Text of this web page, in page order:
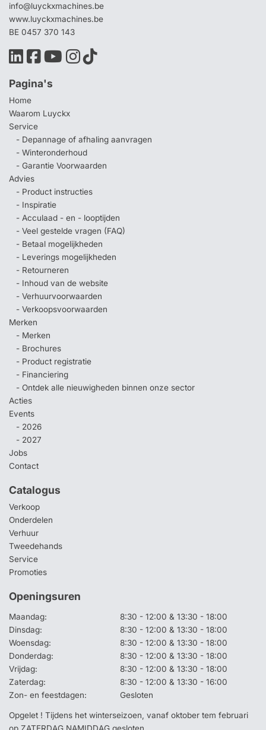
info@luyckxmachines.be
www.luyckxmachines.be
BE 0457 370 143
Pagina's
Home
Waarom Luyckx
Service
- Depannage of afhaling aanvragen
- Winteronderhoud
- Garantie Voorwaarden
Advies
- Product instructies
- Inspiratie
- Acculaad - en - looptijden
- Veel gestelde vragen (FAQ)
- Betaal mogelijkheden
- Leverings mogelijkheden
- Retourneren
- Inhoud van de website
- Verhuurvoorwaarden
- Verkoopsvoorwaarden
Merken
- Merken
- Brochures
- Product registratie
- Financiering
- Ontdek alle nieuwigheden binnen onze sector
Acties
Events
- 2026
- 2027
Jobs
Contact
Catalogus
Verkoop
Onderdelen
Verhuur
Tweedehands
Service
Promoties
Openingsuren
Maandag:
8:30 - 12:00 & 13:30 - 18:00
Dinsdag:
8:30 - 12:00 & 13:30 - 18:00
Woensdag:
8:30 - 12:00 & 13:30 - 18:00
Donderdag:
8:30 - 12:00 & 13:30 - 18:00
Vrijdag:
8:30 - 12:00 & 13:30 - 18:00
Zaterdag:
8:30 - 12:00 & 13:30 - 16:00
Zon- en feestdagen:
Gesloten
Opgelet ! Tijdens het winterseizoen, vanaf oktober tem februari
op ZATERDAG NAMIDDAG gesloten.